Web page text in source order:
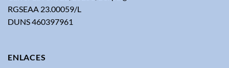
RGSEAA 23.00059/L
DUNS 460397961
ENLACES